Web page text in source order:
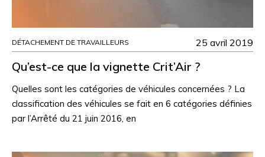
DÉTACHEMENT DE TRAVAILLEURS 25 avril 2019
Qu’est-ce que la vignette Crit’Air ?
Quelles sont les catégories de véhicules concernées ? La
classification des véhicules se fait en 6 catégories définies
par l’Arrêté du 21 juin 2016, en